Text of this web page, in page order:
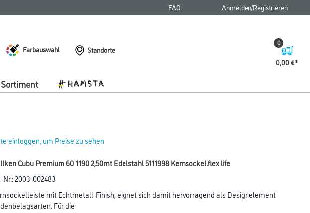
FAQ Anmelden/Registrieren
Farbauswahl
Standorte
0,00 €
0
Sortiment
einloggen, um Preise zu sehen
Cubu Premium 60 1190 2,50mt Edelstahl 5111998 Kernsockel.flex life
Nr.:2003-002483
mit Echtmetall-Finish, eignet sich damit hervorragend als Designelement
Für die